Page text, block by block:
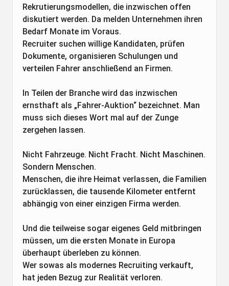
Rekrutierungsmodellen, die inzwischen offen
diskutiert werden. Da melden Unternehmen ihren
Bedarf Monate im Voraus.
Recruiter suchen willige Kandidaten, prüfen
Dokumente, organisieren Schulungen und
verteilen Fahrer anschließend an Firmen.
In Teilen der Branche wird das inzwischen
ernsthaft als „Fahrer-Auktion“ bezeichnet. Man
muss sich dieses Wort mal auf der Zunge
zergehen lassen.
Nicht Fahrzeuge. Nicht Fracht. Nicht Maschinen.
Sondern Menschen.
Menschen, die ihre Heimat verlassen, die Familien
zurücklassen, die tausende Kilometer entfernt
abhängig von einer einzigen Firma werden.
Und die teilweise sogar eigenes Geld mitbringen
müssen, um die ersten Monate in Europa
überhaupt überleben zu können.
Wer sowas als modernes Recruiting verkauft,
hat jeden Bezug zur Realität verloren.